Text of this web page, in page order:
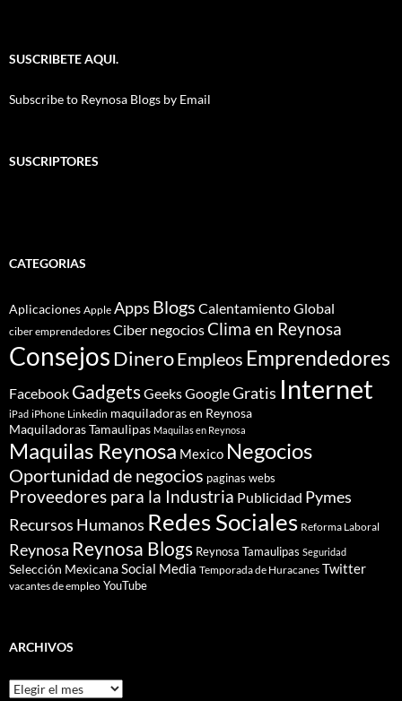
SUSCRIBETE AQUI.
Subscribe to Reynosa Blogs by Email
SUSCRIPTORES
CATEGORIAS
Aplicaciones Apple Apps Blogs Calentamiento Global
ciber emprendedores Ciber negociosClima en Reynosa
ConsejosDineroEmpleos Emprendedores
Facebook GadgetsGeeksGoogleGratis Internet
iPad iPhone Linkedin maquiladoras en Reynosa
Maquiladoras Tamaulipas Maquilas en Reynosa
Maquilas Reynosa Mexico Negocios
Oportunidad de negocios paginas webs
Proveedores para la Industria Publicidad Pymes
Recursos Humanos Redes Sociales Reforma Laboral
Reynosa Reynosa Blogs Reynosa Tamaulipas Seguridad
Selección MexicanaSocial Media Temporada de Huracanes Twitter
vacantes de empleo YouTube
ARCHIVOS
Archivos